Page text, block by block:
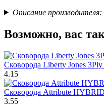
Описание производителя:
Возможно, вас
Сковорода Liberty Jones 3Ply
4.15
Сковорода Attribute HYBRID
3.55